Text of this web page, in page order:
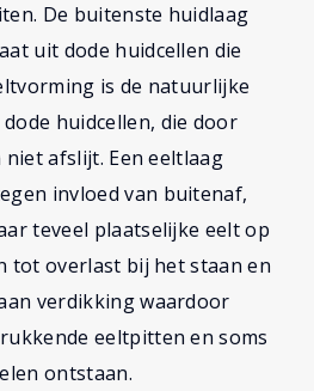
De buitenste huidlaag
uit dode huidcellen die
is de natuurlijke
huidcellen, die door
afslijt. Een eeltlaag
invloed van buitenaf,
teveel plaatselijke eelt op
tot overlast bij het staan en
verdikking waardoor
eeltpitten en soms
ontstaan.